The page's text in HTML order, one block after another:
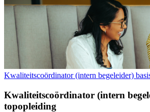
Kwaliteitscoördinator (intern begeleider)
Kwaliteitscoördinator (intern
topopleiding